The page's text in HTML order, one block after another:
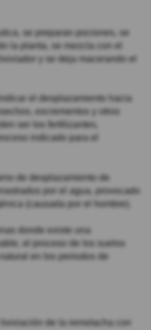
se preparan pociones, se
la planta, se mezcla con el
y se deja macerando el
el desplazamiento hacia
excrementos y otros
ser los fertilizantes,
indicado para el
de desplazamiento de
por el agua, provocado
(causada por el hombre).
donde existe una
el proceso de los suelos
en los periodos de
de la remolacha con